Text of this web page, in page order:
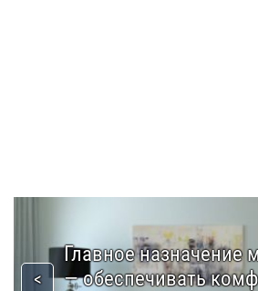
Главное назначение
— обеспечивать